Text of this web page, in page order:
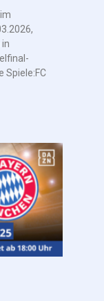
Spiele:FC